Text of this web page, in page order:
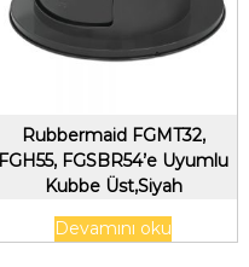
Rubbermaid FGMT32,
FGH55, FGSBR54’e Uyumlu
Kubbe Üst,Siyah
Devamını oku